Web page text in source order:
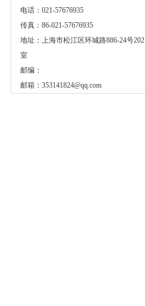
电话：021-57676935
传真：86-021-57676935
地址：上海市松江区环城路886-24号202
室
邮编：
邮箱： 353141824@qq.com